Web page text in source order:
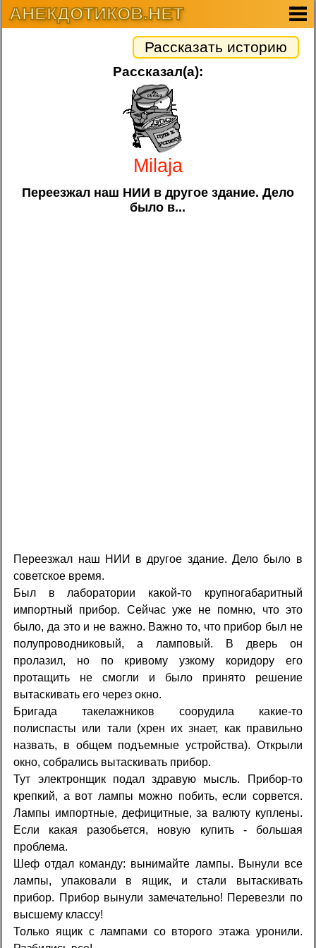
АНЕКДОТИКОВ.НЕТ
Рассказать историю
Рассказал(а):
Milaja
Переезжал наш НИИ в другое здание. Дело
было в...
Переезжал наш НИИ в другое здание. Дело было в
советское время.
Был в лаборатории какой-то крупногабаритный
импортный прибор. Сейчас уже не помню, что это
было, да это и не важно. Важно то, что прибор был не
полупроводниковый, а ламповый. В дверь он
пролазил, но по кривому узкому коридору его
протащить не смогли и было принято решение
вытаскивать его через окно.
Бригада такелажников соорудила какие-то
полиспасты или тали (xpен их знает, как правильно
назвать, в общем подъемные устройства). Открыли
окно, собрались вытаскивать прибор.
Тут электронщик подал здравую мысль. Прибор-то
крепкий, а вот лампы можно побить, если сорвется.
Лампы импортные, дефицитные, за валюту куплены.
Если какая разобьется, новую купить - большая
проблема.
Шеф отдал команду: вынимайте лампы. Вынули все
лампы, упаковали в ящик, и стали вытаскивать
прибор. Прибор вынули замечательно! Перевезли по
высшему классу!
Только ящик с лампами со второго этажа уронили.